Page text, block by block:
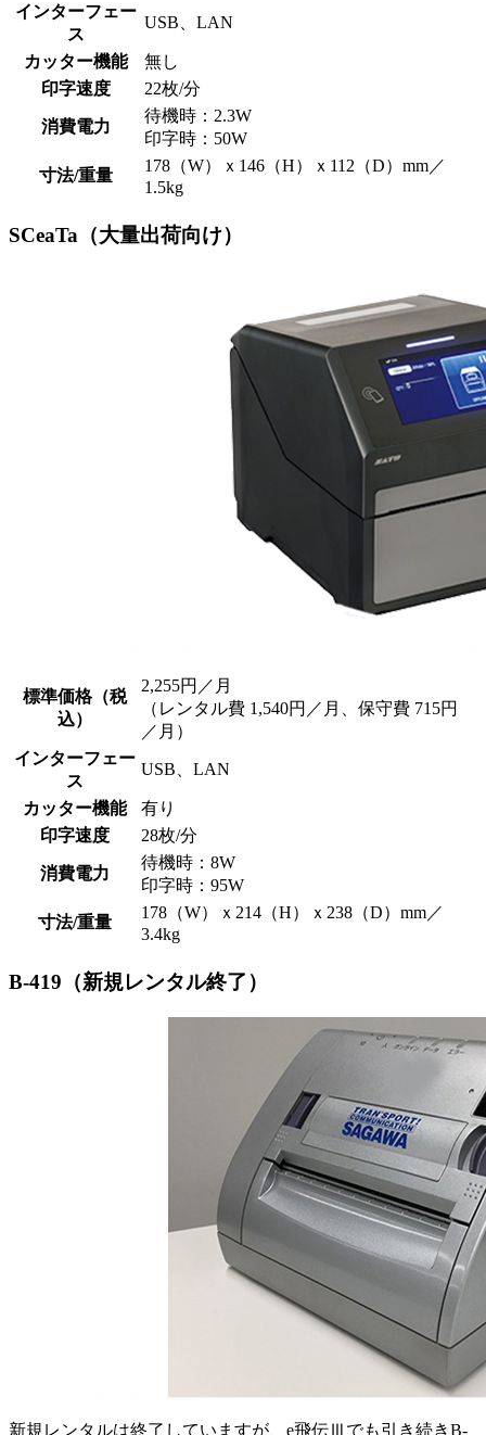
インターフェー
ス
USB、LAN
カッター機能
無し
印字速度
22枚/分
消費電力
待機時：2.3W
印字時：50W
寸法/重量
178（W）ｘ146（H）ｘ112（D）mm／
1.5kg
SCeaTa（大量出荷向け）
標準価格（税
込）
2,255円／月
（レンタル費 1,540円／月、保守費 715円
／月）
インターフェー
ス
USB、LAN
カッター機能
有り
印字速度
28枚/分
消費電力
待機時：8W
印字時：95W
寸法/重量
178（W）ｘ214（H）ｘ238（D）mm／
3.4kg
B-419（新規レンタル終了）
新規レンタルは終了していますが、e飛伝Ⅲでも引き続きB-